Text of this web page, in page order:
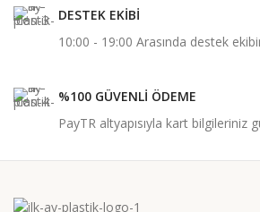
DESTEK EKİBİ
10:00 - 19:00 Arasında destek
%100 GÜVENLİ ÖDEME
PayTR altyapısıyla kart bilgileriniz